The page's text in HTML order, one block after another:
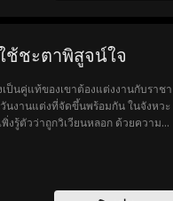
ช้ชะตาพิสูจน์ใจ
ป็นคู่แท้ของเขาต้องแต่งงานกับราชา
นงานแต่งที่จัดขึ้นพร้อมกัน ในจังหวะ
งรู้ตัวว่าถูกวิเวียนหลอก ด้วยความ